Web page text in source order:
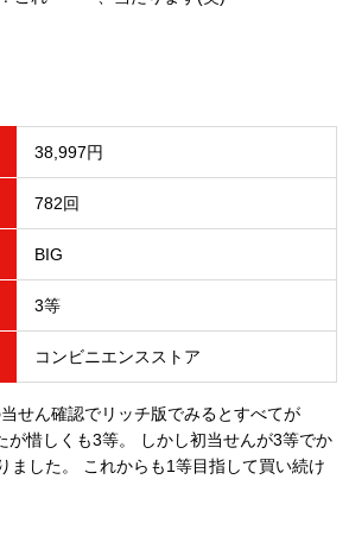
38,997円
782回
BIG
3等
コンビニエンスストア
せん確認でリッチ版でみるとすべてが
が惜しくも3等。 しかし初当せんが3等でか
ました。 これからも1等目指して買い続け